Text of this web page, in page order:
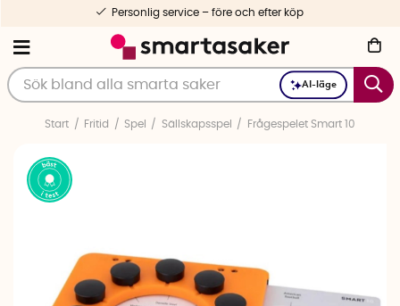
AI-läge
Personlig service – före och efter köp
Start Fritid Spel Sällskapsspel Frågespelet Smart 10